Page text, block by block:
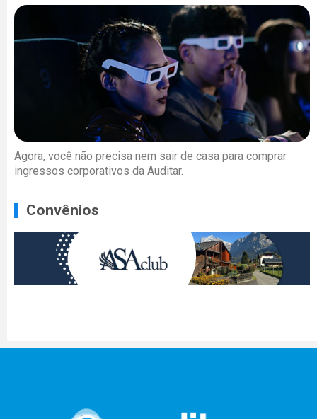
Agora, você não precisa nem sair de casa para comprar
ingressos corporativos da Auditar.
Convênios